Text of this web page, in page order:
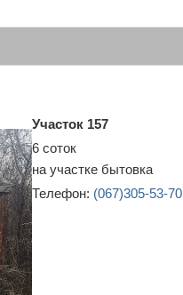
Участок 157
6 соток
на участке бытовка
Телефон: (067)305-53-70